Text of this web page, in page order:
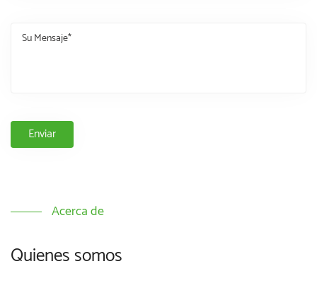
Acerca de
Quienes somos